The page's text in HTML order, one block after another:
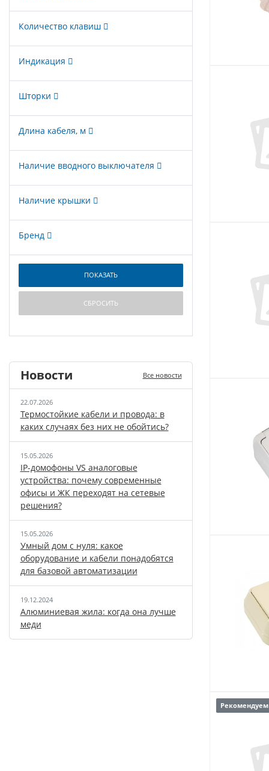
Рекомендуем
Количество клавиш
Индикация
Шторки
Длина кабеля, м
Наличие вводного выключателя
Наличие крышки
Бренд
Новости Все новости
22.07.2026
Термостойкие кабели и провода: в
каких случаях без них не обойтись?
15.05.2026
IP-домофоны VS аналоговые
устройства: почему современные
офисы и ЖК переходят на сетевые
решения?
15.05.2026
Умный дом с нуля: какое
оборудование и кабели понадобятся
для базовой автоматизации
19.12.2024
Алюминиевая жила: когда она лучше
меди